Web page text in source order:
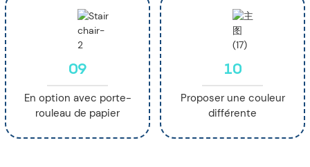
09
En option avec porte-
rouleau de papier
10
Proposer une couleur
différente